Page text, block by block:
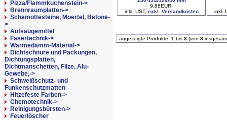
Pizza/Flammkuchenstein->
Brennraumplatten->
Schamottesteine, Moertel, Betone-
>
Aufsaugemittel
Fasertechnik->
Wärmedämm-Material->
Dichtschnüre und Packungen,
Dichtungsplatten,
Dichtmanschetten, Filze, Alu-
Gewebe,->
Schweißschutz- und
Funkenschutzmatten
Hitzefeste Farben->
Chemotechnik->
Reinigungsbürsten->
Feuerlöscher
9.88EUR
inkl. UST, exkl. Versandkosten
inkl.
angezeigte Produkte: 1 bis 3 (von 3